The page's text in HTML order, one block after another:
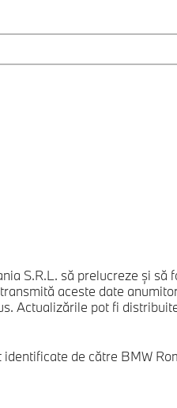
S.R.L. să prelucreze și să
aceste date
Actualizările pot fi
de către BMW